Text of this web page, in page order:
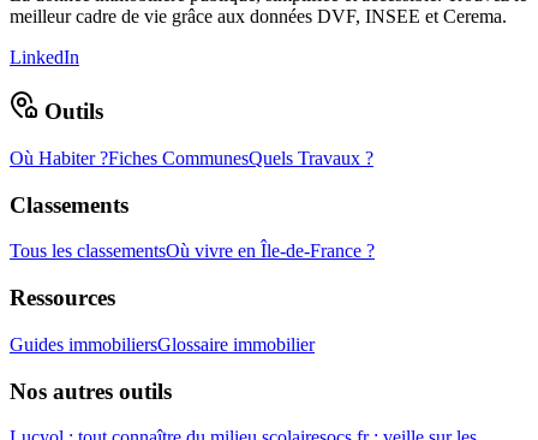
meilleur cadre de vie grâce aux données DVF, INSEE et Cerema.
LinkedIn
Outils
Où Habiter ?Fiches CommunesQuels Travaux ?
Classements
Tous les classementsOù vivre en Île-de-France ?
Ressources
Guides immobiliersGlossaire immobilier
Nos autres outils